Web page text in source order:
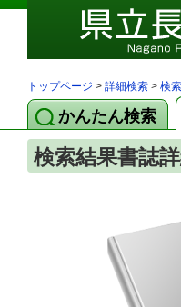
トップページ > 詳細検索 > 検
かんたん検索
検索結果書誌